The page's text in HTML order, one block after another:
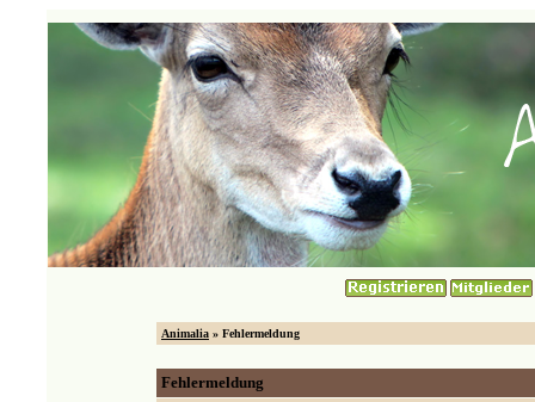
Animalia » Fehlermeldung
Fehlermeldung